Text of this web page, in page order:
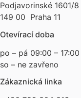
Podjavorinské 1601/8
149 00 Praha 11
Otevírací doba
po – pá 09:00 – 17:00
so – ne zavřeno
Zákaznická linka